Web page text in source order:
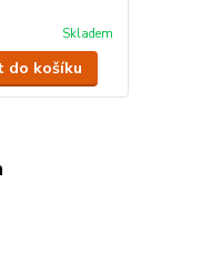
Skladem
do košíku